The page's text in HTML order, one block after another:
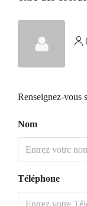
Renseignez-vous
Nom
Téléphone